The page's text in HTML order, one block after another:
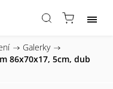
/ Galerky /
86x70x17, 5cm, dub